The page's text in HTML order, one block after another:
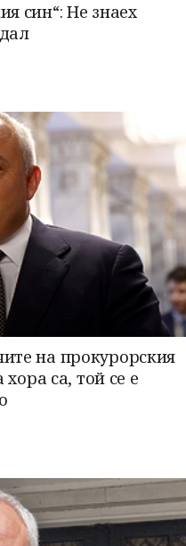
син“: Не знаех
на прокурорския
са, той се е